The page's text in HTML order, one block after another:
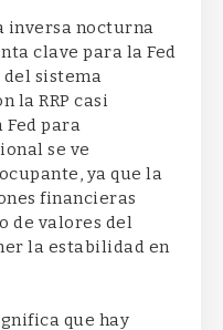
inversa nocturna
clave para la Fed
sistema
la RRP casi
Fed para
se ve
ya que la
financieras
de valores del
la estabilidad en
que hay